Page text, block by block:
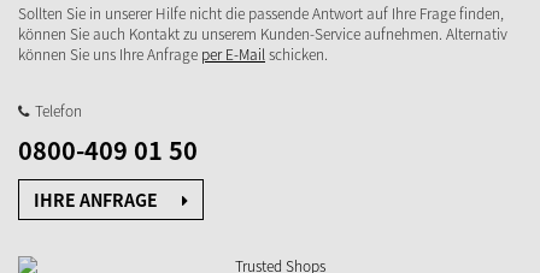
Sollten Sie in unserer Hilfe nicht die passende Antwort auf Ihre Frage finden,
können Sie auch Kontakt zu unserem Kunden-Service aufnehmen. Alternativ
können Sie uns Ihre Anfrage per E-Mailschicken.
Telefon
0800-409 01 50
IHRE ANFRAGE